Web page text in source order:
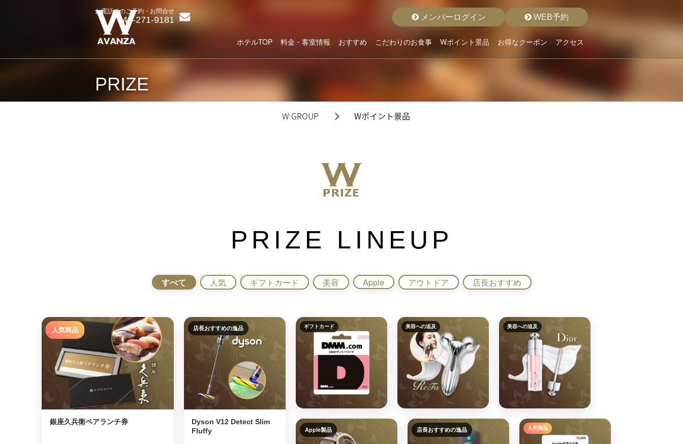
WEB予約
メンバーログイン
お電話でのご予約・お問合せ
043-271-9181
ホテルTOP 料金・客室情報 おすすめ こだわりのお食事
グランドメニュー
Wポイント景品 お得なクーポン アクセス
PRIZE
W GROUP Wポイント景品
PRIZE LINEUP
すべて 人気 ギフトカード 美容 Apple アウトドア 店長おすすめ
人気商品
銀座久兵衛ペアランチ券
店長おすすめの逸品
Dyson V12 Detect Slim
Fluffy
ギフトカード 美容への追及 美容への追及
Apple製品 店長おすすめの逸品 人気商品